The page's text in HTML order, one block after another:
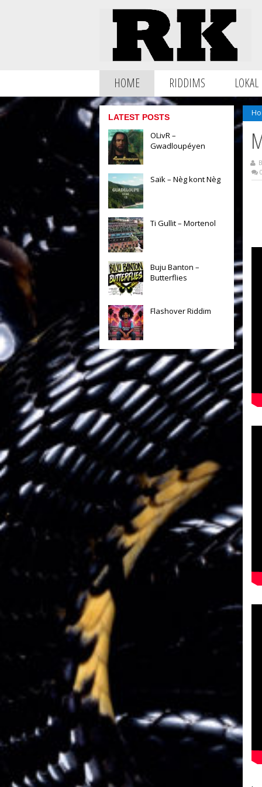
HOME RIDDIMS LOKAL
LATEST POSTS
OLivR –
Gwadloupéyen
Saïk – Nèg kont Nèg
Ti Gullit – Mortenol
Buju Banton –
Butterflies
Flashover Riddim